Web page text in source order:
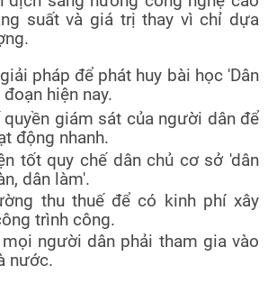
suất và giá trị thay vì chỉ dựa
pháp để phát huy bài học 'Dân
hiện nay.
quyền giám sát của người dân để
động nhanh.
tốt quy chế dân chủ cơ sở 'dân
dân làm'.
thu thuế để có kinh phí xây
trình công.
mọi người dân phải tham gia vào
nước.